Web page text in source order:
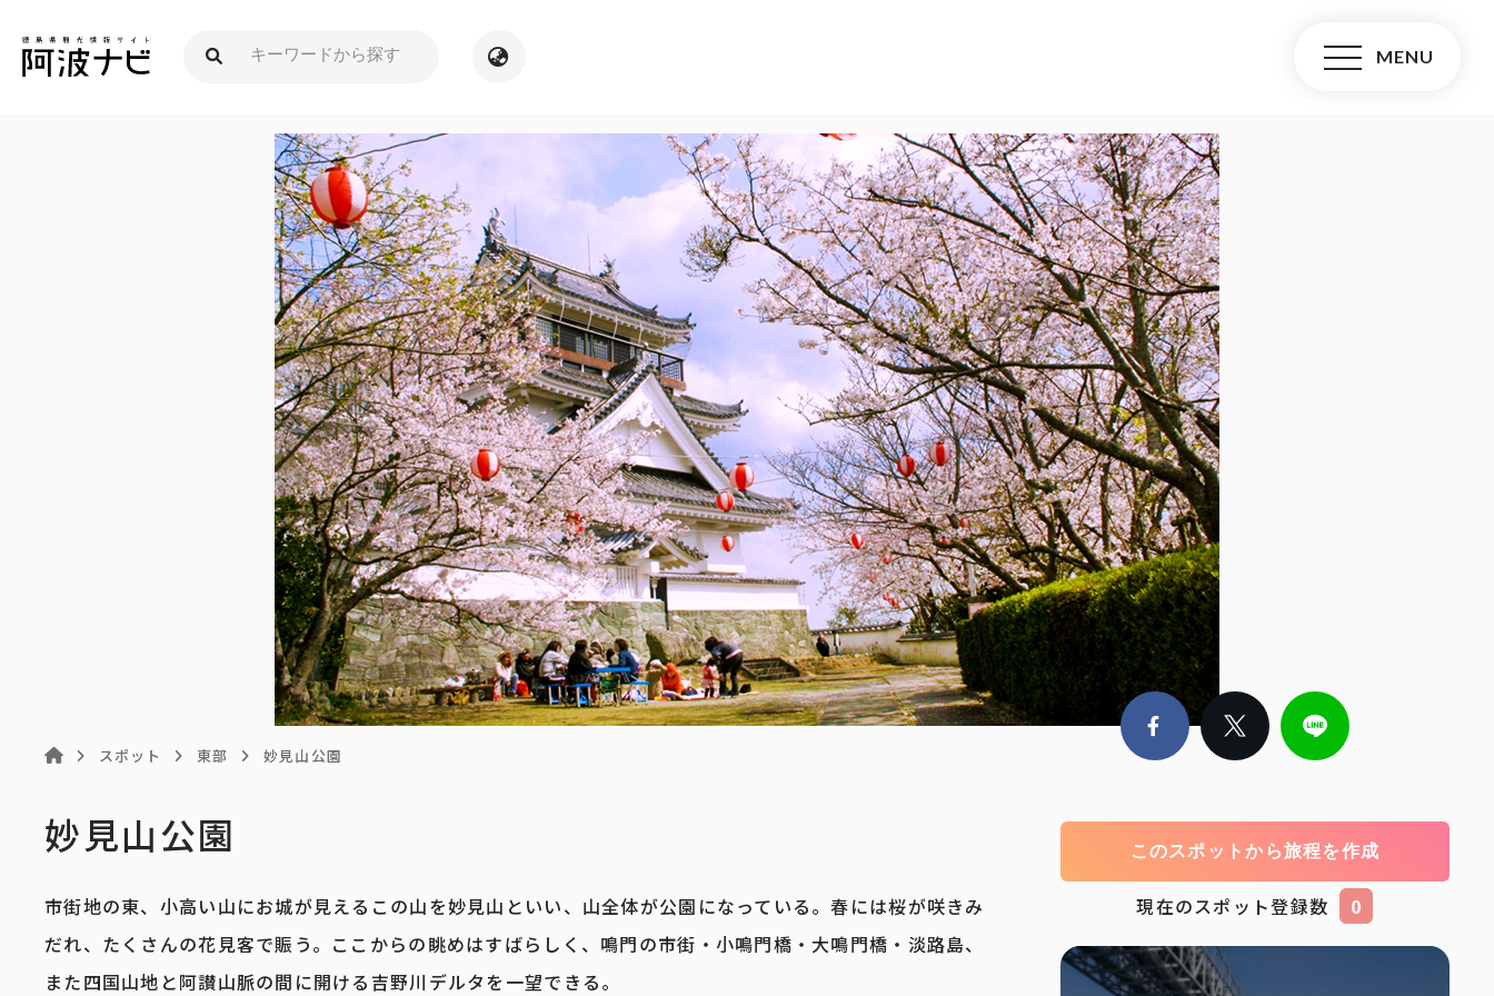
スポット 東部 妙見山公園
妙見山公園
市街地の東、小高い山にお城が見えるこの山を妙見山といい、山全体が公園になっている。春には桜が咲きみ
だれ、たくさんの花見客で賑う。ここからの眺めはすばらしく、鳴門の市街・小鳴門橋・大鳴門橋・淡路島、
また四国山地と阿讃山脈の間に開ける吉野川デルタを一望できる。
このスポットから旅程を作成
現在のスポット登録数 0